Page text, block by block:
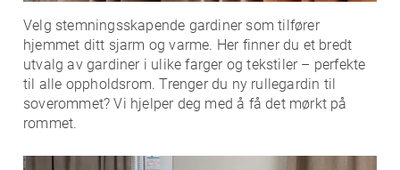
Velg stemningsskapende gardiner som tilfører
hjemmet ditt sjarm og varme. Her finner du et bredt
utvalg av gardiner i ulike farger og tekstiler – perfekte
til alle oppholdsrom. Trenger du ny rullegardin til
soverommet? Vi hjelper deg med å få det mørkt på
rommet.